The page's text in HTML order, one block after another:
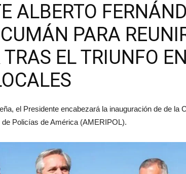
ALBERTO
PARA
EL TRIUNFO
el Presidente encabezará la inauguración de de la
Policías de América (AMERIPOL).